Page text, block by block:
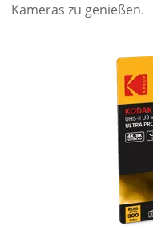
Kameras zu genießen.